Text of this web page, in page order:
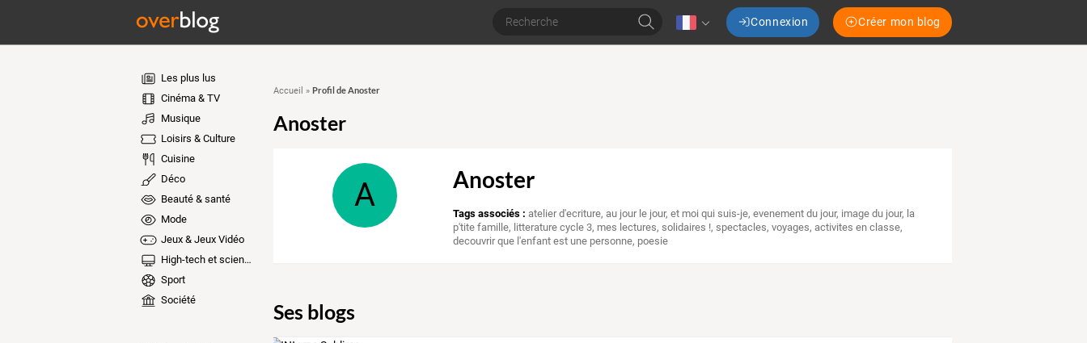
Connexion Créer mon blog
Les plus lus
Cinéma & TV
Musique
Loisirs & Culture
Cuisine
Déco
Beauté & santé
Mode
Jeux & Jeux Vidéo
High-tech et sciences
Sport
Société
Accueil » Profil de Anoster
Anoster
A Anoster
Tags associés : atelier d'ecriture,au jour le jour,et moi qui suis-je,evenement du jour, image du jour, la
p'tite famille, litterature cycle 3, mes lectures,solidaires !,spectacles,voyages,activites en classe,
decouvrir que l'enfant est une personne, poesie
Ses blogs